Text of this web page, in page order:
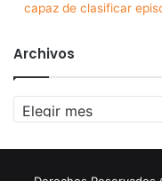
capaz de clasificar
Archivos
Archivos